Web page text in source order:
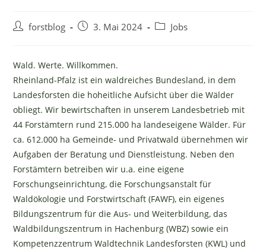
Beitrags-
forstblog
Beitrag3. Mai 2024
Beitrags-
Jobs
Wald. Werte. Willkommen.
Rheinland-Pfalz ist ein waldreiches Bundesland, in dem
Landesforsten die hoheitliche Aufsicht über die Wälder
obliegt. Wir bewirtschaften in unserem Landesbetrieb mit
44 Forstämtern rund 215.000 ha landeseigene Wälder. Für
ca. 612.000 ha Gemeinde- und Privatwald übernehmen wir
Aufgaben der Beratung und Dienstleistung. Neben den
Forstämtern betreiben wir u.a. eine eigene
Forschungseinrichtung, die Forschungsanstalt für
Waldökologie und Forstwirtschaft (FAWF), ein eigenes
Bildungszentrum für die Aus- und Weiterbildung, das
Waldbildungszentrum in Hachenburg (WBZ) sowie ein
Kompetenzzentrum Waldtechnik Landesforsten (KWL) und